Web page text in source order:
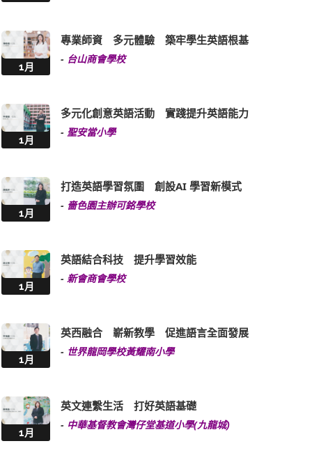
1月
專業師資 多元體驗 築牢學生英語根基
- 台山商會學校
1月
多元化創意英語活動 實踐提升英語能力
- 聖安當小學
1月
打造英語學習氛圍 創設AI 學習新模式
- 嗇色園主辦可銘學校
1月
英語結合科技 提升學習效能
- 新會商會學校
1月
英西融合 嶄新教學 促進語言全面發展
- 世界龍岡學校黃耀南小學
1月
英文連繫生活 打好英語基礎
- 中華基督教會灣仔堂基道小學(九龍城)